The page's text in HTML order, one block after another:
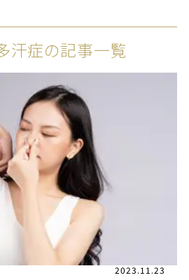
汗症の記事一覧
2023.11.23